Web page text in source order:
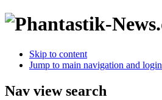
Skip to content
Jump to main navigation and login
Nav view search